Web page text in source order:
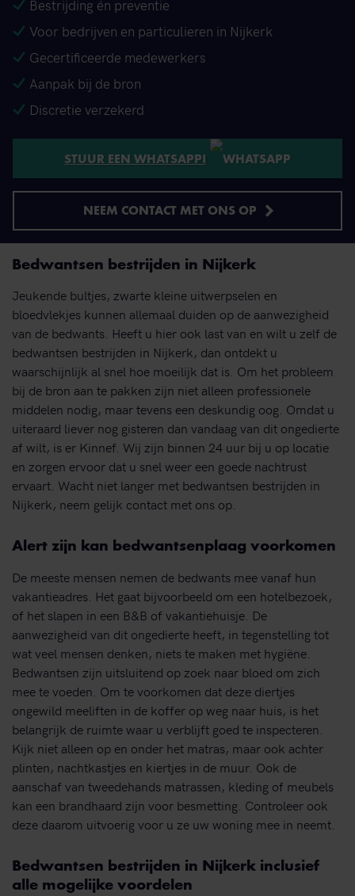
Bestrijding én preventie
Voor bedrijven en particulieren in Nijkerk
Gecertificeerde medewerkers
Aanpak bij de bron
Discretie verzekerd
STUUR EEN WHATSAPP!
NEEM CONTACT MET ONS OP
Bedwantsen bestrijden in Nijkerk
Jeukende bultjes, zwarte kleine uitwerpselen en
bloedvlekjes kunnen allemaal duiden op de aanwezigheid
van de bedwants. Heeft u hier ook last van en wilt u zelf de
bedwantsen bestrijden in Nijkerk, dan ontdekt u
waarschijnlijk al snel hoe moeilijk dat is. Om het probleem
bij de bron aan te pakken zijn niet alleen professionele
middelen nodig, maar tevens een deskundig oog. Omdat u
uiteraard liever nog gisteren dan vandaag van dit ongedierte
af wilt, is er Kinnef. Wij zijn binnen 24 uur bij u op locatie
en zorgen ervoor dat u snel weer een goede nachtrust
ervaart. Wacht niet langer met bedwantsen bestrijden in
Nijkerk, neem gelijk contact met ons op.
Alert zijn kan bedwantsenplaag voorkomen
De meeste mensen nemen de bedwants mee vanaf hun
vakantieadres. Het gaat bijvoorbeeld om een hotelbezoek,
of het slapen in een B&B of vakantiehuisje. De
aanwezigheid van dit ongedierte heeft, in tegenstelling tot
wat veel mensen denken, niets te maken met hygiëne.
Bedwantsen zijn uitsluitend op zoek naar bloed om zich
mee te voeden. Om te voorkomen dat deze diertjes
ongewild meeliften in de koffer op weg naar huis, is het
belangrijk de ruimte waar u verblijft goed te inspecteren.
Kijk niet alleen op en onder het matras, maar ook achter
plinten, nachtkastjes en kiertjes in de muur. Ook de
aanschaf van tweedehands matrassen, kleding of meubels
kan een brandhaard zijn voor besmetting. Controleer ook
deze daarom uitvoerig voor u ze uw woning mee in neemt.
Bedwantsen bestrijden in Nijkerk inclusief
alle mogelijke voordelen